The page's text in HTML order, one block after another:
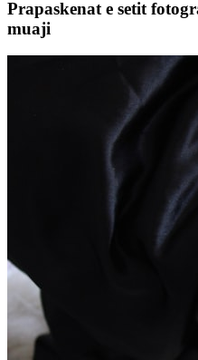
Prapaskenat e setit
muaji